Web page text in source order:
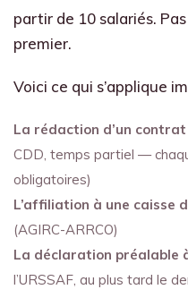
partir de 10 salariés.
premier.
Voici ce qui s’applique
La rédaction d’un
CDD, temps partiel —
obligatoires)
L’affiliation à une caisse
(AGIRC-ARRCO)
La déclaration préalable à
l’URSSAF, au plus tard le